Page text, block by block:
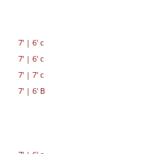
7'| 6' c
7'| 6' c
7'| 7' c
7'| 6' B